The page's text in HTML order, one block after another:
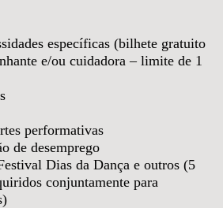
específicas (bilhete gratuito
e/ou cuidadora – limite de 1
performativas
de desemprego
Dias da Dança e outros (5
conjuntamente para